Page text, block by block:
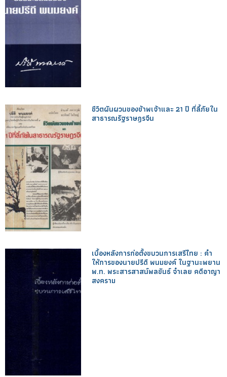
ชีวิตผันผวนของข้าพเจ้าและ 21 ปี ที่ลี้ภัยใน
สาธารณรัฐราษฎรจีน
เบื้องหลังการก่อตั้งขบวนการเสรีไทย : คำ
ให้การของนายปรีดี พนมยงค์ ในฐานะพยาน
พ.ท. พระสารสาสน์พลขันธ์ จำเลย คดีอาญา
สงคราม